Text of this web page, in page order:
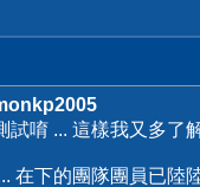
試唷 ... 這樣我又多了
在下的團隊團員已陸